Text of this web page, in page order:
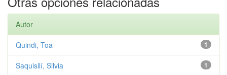
Autor
1
Quindi, Toa
1
Saquisilí, Silvia